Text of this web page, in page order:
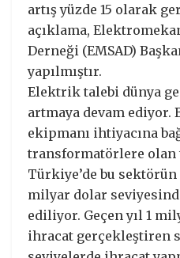
artış yüzde 15 olarak
açıklama,
Derneği (EMSAD)
yapılmıştır.
Elektrik talebi dünya
artmaya devam ediyor.
ekipmanı ihtiyacına
transformatörlere olan
Türkiye’de bu sektörün
milyar dolar
ediliyor. Geçen yıl 1
ihracat gerçekleştiren